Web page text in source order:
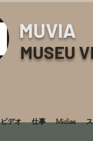
MUSEU
MUVIA
ビデオ 仕事 Midias